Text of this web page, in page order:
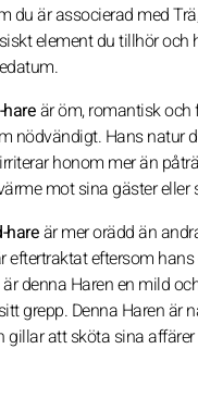
du är associerad med
element du tillhör och
är öm, romantisk
nödvändigt. Hans natur
honom mer än
mot sina gäster
hareär mer orädd än
eftertraktat eftersom
denna Haren en mild
grepp. Denna Haren är
gillar att sköta sina affärer